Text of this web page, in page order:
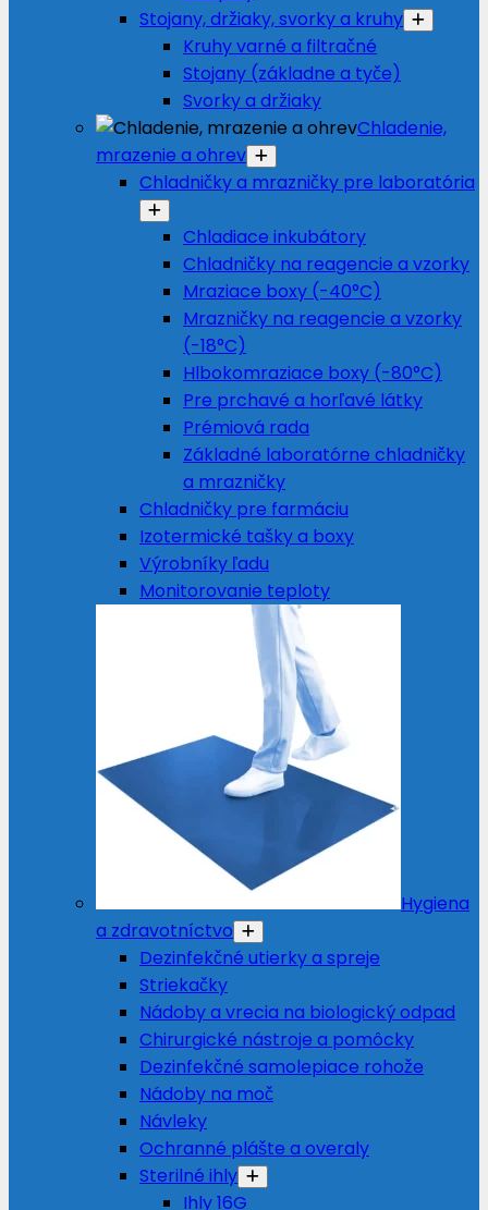
Stojany, držiaky, svorky a kruhy
Kruhy varné a filtračné
Stojany (základne a tyče)
Svorky a držiaky
Chladenie,
mrazenie a ohrev
Chladničky a mrazničky pre laboratória
Chladiace inkubátory
Chladničky na reagencie a vzorky
Mraziace boxy (-40°C)
Mrazničky na reagencie a vzorky
(-18°C)
Hlbokomraziace boxy (-80°C)
Pre prchavé a horľavé látky
Prémiová rada
Základné laboratórne chladničky
a mrazničky
Chladničky pre farmáciu
Izotermické tašky a boxy
Výrobníky ľadu
Monitorovanie teploty
Hygiena
a zdravotníctvo
Dezinfekčné utierky a spreje
Striekačky
Nádoby a vrecia na biologický odpad
Chirurgické nástroje a pomôcky
Dezinfekčné samolepiace rohože
Nádoby na moč
Návleky
Ochranné plášte a overaly
Sterilné ihly
Ihly 16G